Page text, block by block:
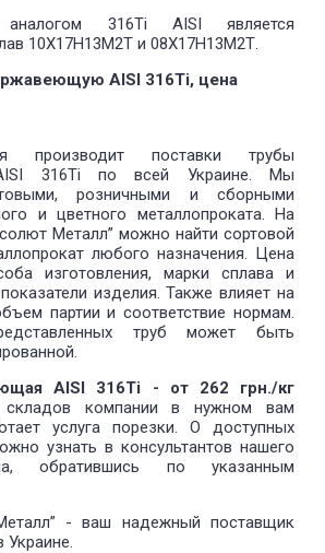
аналогом 316Ti AISI является
10Х17Н13М2Т и 08Х17Н13М2Т.
AISI 316Ti, цена
производит поставки трубы
316Ti по всей Украине. Мы
розничными и сборными
и цветного металлопроката. На
Металл” можно найти сортовой
любого назначения. Цена
изготовления, марки сплава и
изделия. Также влияет на
партии и соответствие нормам.
труб может быть
AISI 316Ti - от 262 грн./кг
складов компании в нужном вам
услуга порезки. О доступных
узнать в консультантов нашего
обратившись по указанным
- ваш надежный поставщик
Украине.